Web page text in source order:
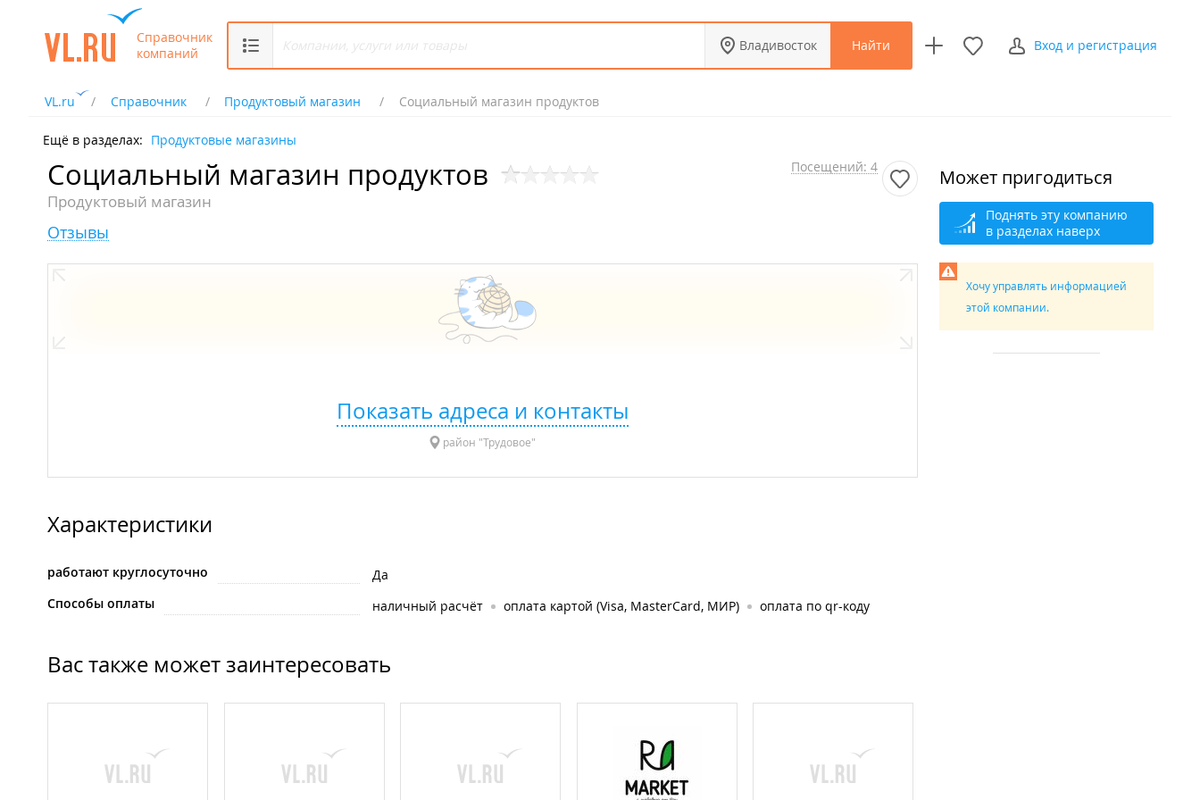
Справочник
компаний
Владивосток Найти Вход и регистрация
VL.ru Справочник Продуктовый магазин Социальный магазин продуктов
Ещё в разделах: Продуктовые магазины
Социальный магазин продуктов
Продуктовый магазин
Посещений: 4
Отзывы
Показать адреса и контакты
район "Трудовое"
Характеристики
работают круглосуточно
Да
Способы оплаты
наличный расчёт оплата картой (Visa, MasterCard, МИР) оплата по qr-коду
Вас также может заинтересовать
Может пригодиться
Поднять эту компанию
в разделах наверх
Хочу управлять информацией
этой компании.